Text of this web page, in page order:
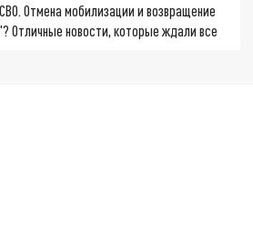
Отмена мобилизации и возвращение
Отличные новости, которые ждали все